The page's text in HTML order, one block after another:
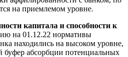
на приемлемом уровне.
капитала и способности к
на 01.12.22 нормативы
находились на высоком уровне,
буфер абсорбции потенциальных